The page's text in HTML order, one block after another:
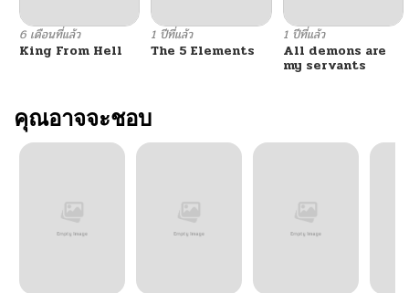
ตอนที่ 39
ตอนที่ 38 10/12/2025
ตอนที่ 37
6 เดือนที่แล้ว
King From Hell
1 ปีที่แล้ว
The 5 Elements
1 ปีที่แล้ว
All demons are
my servants
คุณอาจจะชอบ